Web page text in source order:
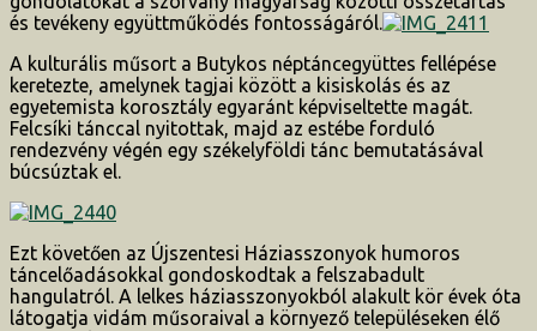
és tevékeny együttműködés fontosságáról.
A kulturális műsort a Butykos néptáncegyüttes fellépése
keretezte, amelynek tagjai között a kisiskolás és az
egyetemista korosztály egyaránt képviseltette magát.
Felcsíki tánccal nyitottak, majd az estébe forduló
rendezvény végén egy székelyföldi tánc bemutatásával
búcsúztak el.
Ezt követően az Újszentesi Háziasszonyok humoros
táncelőadásokkal gondoskodtak a felszabadult
hangulatról. A lelkes háziasszonyokból alakult kör évek óta
látogatja vidám műsoraival a környező településeken élő